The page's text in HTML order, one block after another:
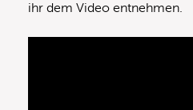
ihr dem Video entnehmen.